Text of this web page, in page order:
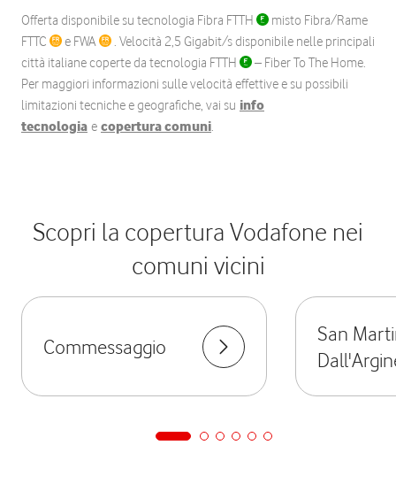
Offerta disponibile su tecnologia Fibra FTTH
misto Fibra/Rame
FTTC
e FWA
. Velocità 2,5 Gigabit/s disponibile nelle principali
città italiane coperte da tecnologia FTTH
– Fiber To The Home.
Per maggiori informazioni sulle velocità effettive e su possibili
limitazioni tecniche e geografiche, vai su info
tecnologia e copertura comuni.
Scopri la copertura Vodafone nei
comuni vicini
Commessaggio
San